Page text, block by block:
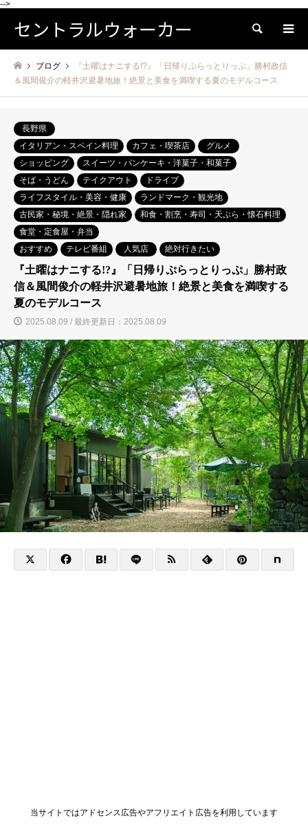
-->
セントラルウォーカー 検索
ブログ
『土曜はナニする!?』「日帰りぷらっとりっぷ」勝村政信
＆風間俊介の軽井沢避暑地旅！絶景と美食を満喫する夏のモデルコース
長野県
イタリアン・スペイン料理
カフェ・喫茶店
グルメ
ショッピング
スイーツ・パンケーキ・洋菓子・和菓子
そば・うどん
テイクアウト
ドライブ
ライフスタイル・美容・健康
ランドマーク・観光地
古民家・秘境・絶景・隠れ家
和食・割烹・寿司・天ぷら・懐石料理
食堂・定食屋・弁当
おすすめ
テレビ番組 人気店 絶対行きたい
『土曜はナニする!?』「日帰りぷらっとりっぷ」勝村政
信＆風間俊介の軽井沢避暑地旅！絶景と美食を満喫する
夏のモデルコース
2025.08.09 / 最終更新日：2025.08.09
当サイトではアドセンス広告やアフリエイト広告を利用しています